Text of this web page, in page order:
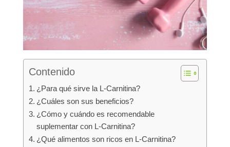
Contenido
¿Para qué sirve la L-Carnitina?
¿Cuáles son sus beneficios?
¿Cómo y cuándo es recomendable
suplementar con L-Carnitina?
¿Qué alimentos son ricos en L-Carnitina?